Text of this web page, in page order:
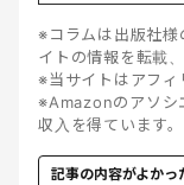
※コラムは出版社様
イトの情報を転載
※当サイトはアフィ
※Amazonのアソシ
収入を得ています。
記事の内容がよか